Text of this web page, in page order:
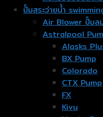
ปั๊มสระว่ายน้ำ
Air Blower ปั๊ม
Astralpool
Alasks
BX Pump
Colorado
CTX Pump
FX
Kivu